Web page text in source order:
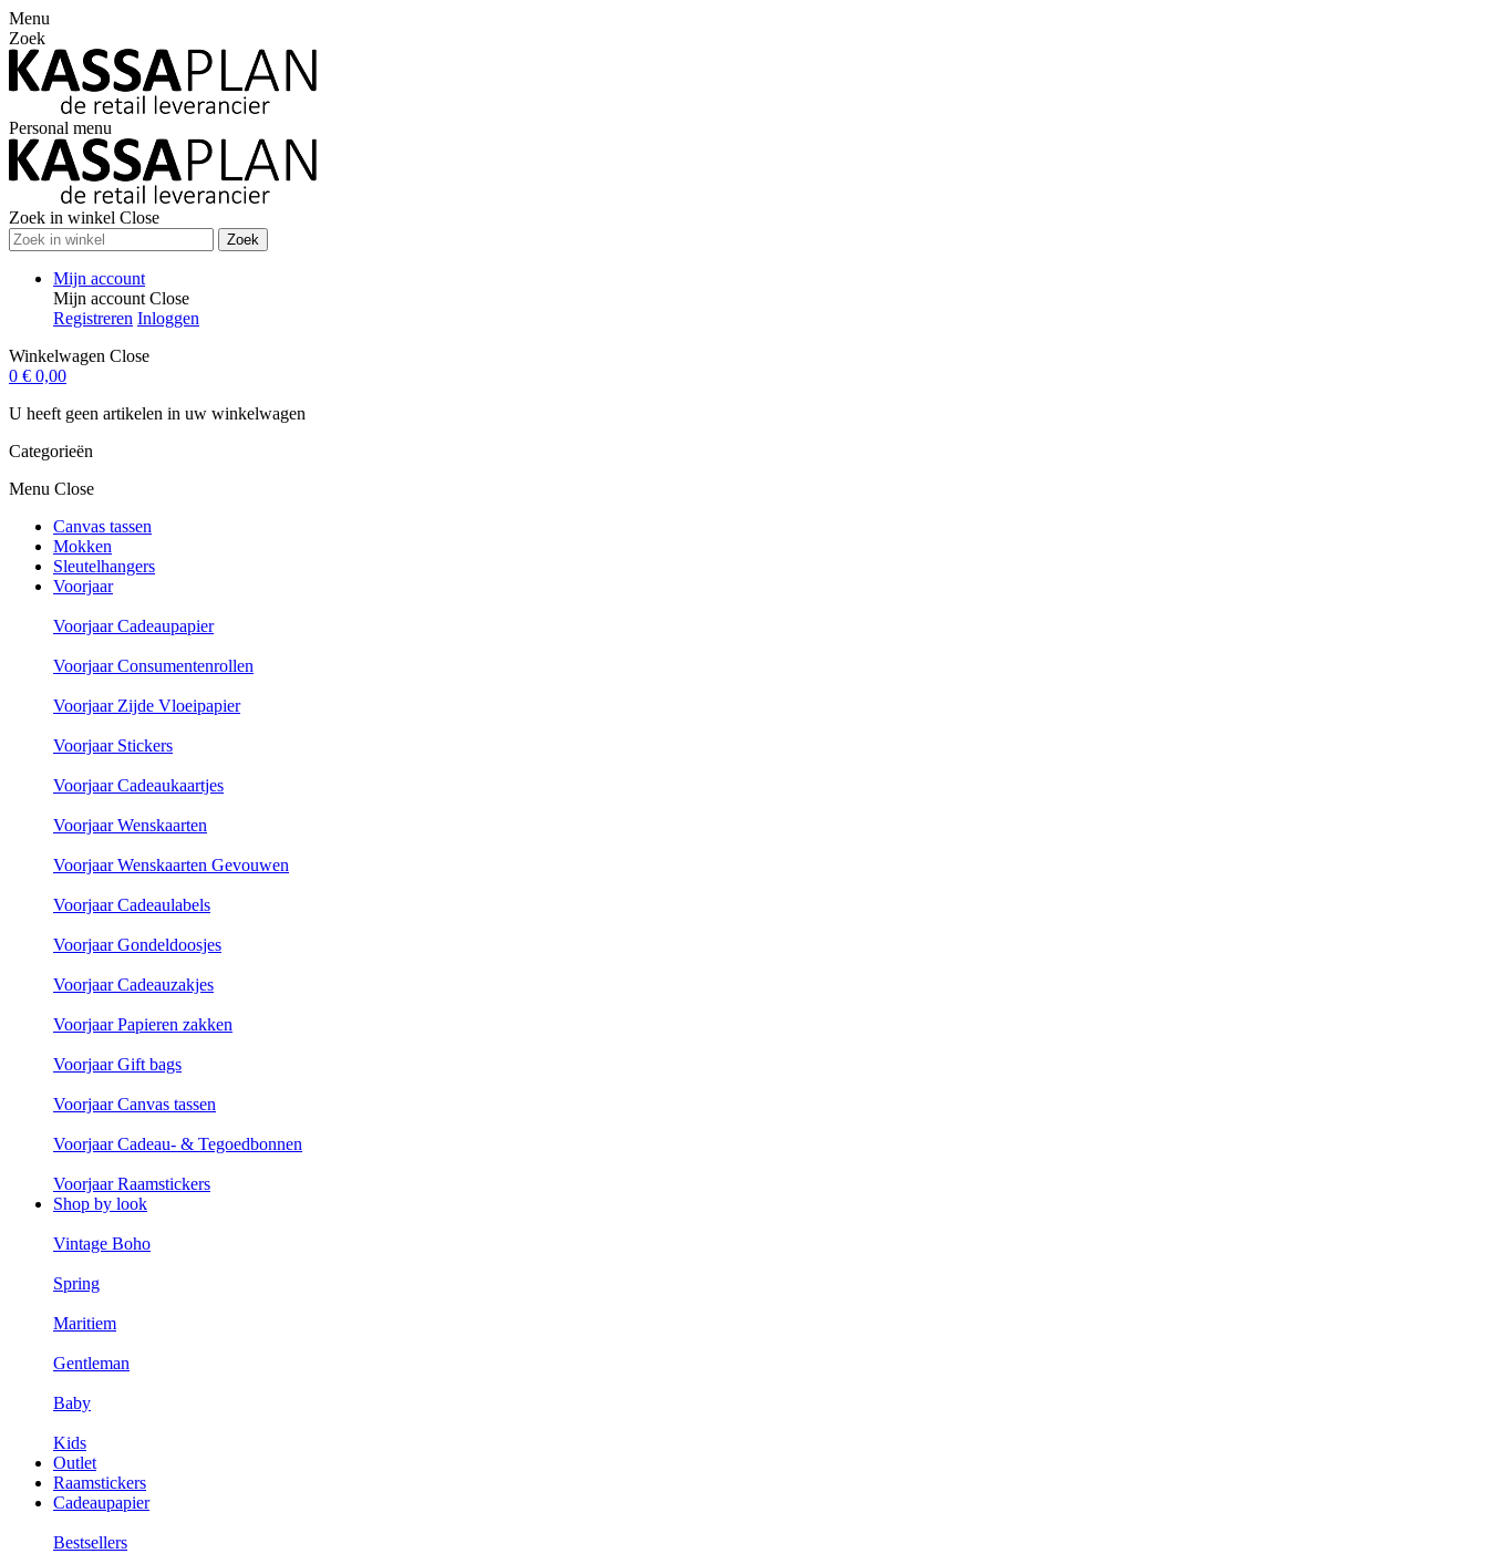
Menu
Zoek
Personal menu
Zoek in winkel Close
Zoek
Mijn account
Mijn account Close
Registreren Inloggen
Winkelwagen Close
0 € 0,00
U heeft geen artikelen in uw winkelwagen
Categorieën
Menu Close
Canvas tassen
Mokken
Sleutelhangers
Voorjaar
Voorjaar Cadeaupapier
Voorjaar Consumentenrollen
Voorjaar Zijde Vloeipapier
Voorjaar Stickers
Voorjaar Cadeaukaartjes
Voorjaar Wenskaarten
Voorjaar Wenskaarten Gevouwen
Voorjaar Cadeaulabels
Voorjaar Gondeldoosjes
Voorjaar Cadeauzakjes
Voorjaar Papieren zakken
Voorjaar Gift bags
Voorjaar Canvas tassen
Voorjaar Cadeau- & Tegoedbonnen
Voorjaar Raamstickers
Shop by look
Vintage Boho
Spring
Maritiem
Gentleman
Baby
Kids
Outlet
Raamstickers
Cadeaupapier
Bestsellers